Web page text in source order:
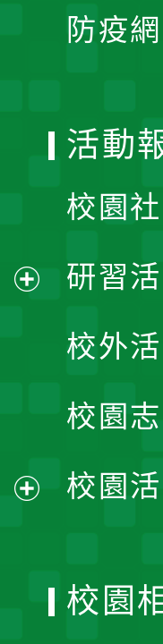
防疫
單
活動
校園
研習
校外
校園
校園
校園